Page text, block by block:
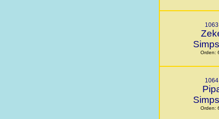
1063
Orden:
1064
Orden: